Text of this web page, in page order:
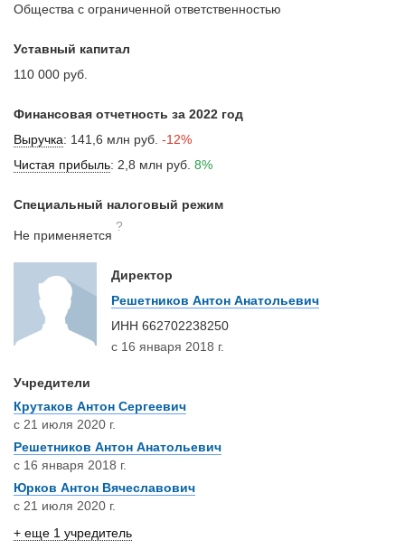
Общества с ограниченной ответственностью
Уставный капитал
110 000 руб.
Финансовая отчетность за 2022 год
Выручка: 141,6 млн руб. -12%
Чистая прибыль: 2,8 млн руб. 8%
Специальный налоговый режим
Не применяется
?
Директор
Решетников Антон Анатольевич
ИНН 662702238250
с 16 января 2018 г.
Учредители
Крутаков Антон Сергеевич
с 21 июля 2020 г.
Решетников Антон Анатольевич
с 16 января 2018 г.
Юрков Антон Вячеславович
с 21 июля 2020 г.
+ еще 1 учредитель